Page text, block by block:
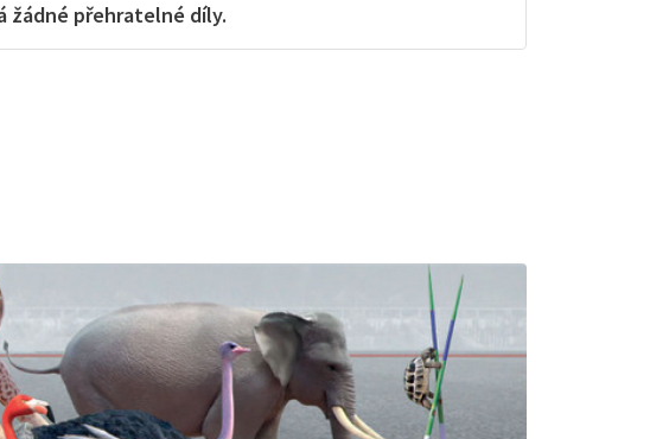
žádné přehratelné díly.